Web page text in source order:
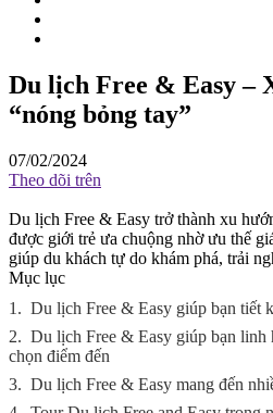
Du lịch Free & Easy –
“nóng bỏng tay”
07/02/2024
Theo dõi trên
Du lịch Free & Easy trở thành xu
được giới trẻ ưa chuộng nhờ ưu thế
giúp du khách tự do khám phá, trải
Mục lục
1. Du lịch Free & Easy giúp bạn tiết
2. Du lịch Free & Easy giúp bạn linh
chọn điểm đến
3. Du lịch Free & Easy mang đến